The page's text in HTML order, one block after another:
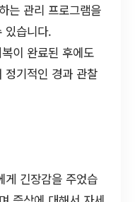
는 관리 프로그램을
있습니다.
이 완료된 후에도
정기적인 경과 관찰
게 긴장감을 주었습